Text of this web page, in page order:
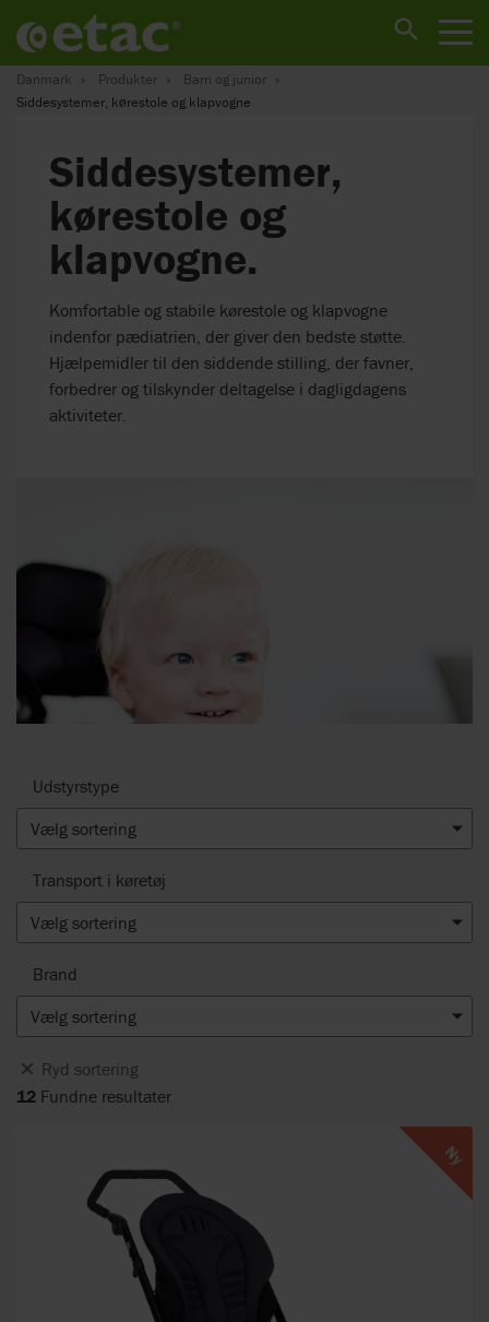
Danmark Produkter
Barn og junior
Siddesystemer, kørestole og klapvogne
Siddesystemer,
kørestole og
klapvogne.
Komfortable og stabile kørestole og klapvogne
indenfor pædiatrien, der giver den bedste støtte.
Hjælpemidler til den siddende stilling, der favner,
forbedrer og tilskynder deltagelse i dagligdagens
aktiviteter.
Udstyrstype
Vælg sortering
Transport i køretøj
Vælg sortering
Brand
Vælg sortering
Ryd sortering
12 Fundne resultater
Ny